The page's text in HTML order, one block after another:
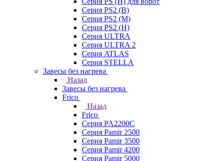
Серия PS2 (B)
Серия PS2 (M)
Серия PS2 (H)
Серия ULTRA
Серия ULTRA 2
Серия ATLAS
Серия STELLA
Завесы без нагрева
Назад
Завесы без нагрева
Frico
Назад
Frico
Серия PA2200C
Серия Pamir 2500
Серия Pamir 3500
Серия Pamir 4200
Серия Pamir 5000